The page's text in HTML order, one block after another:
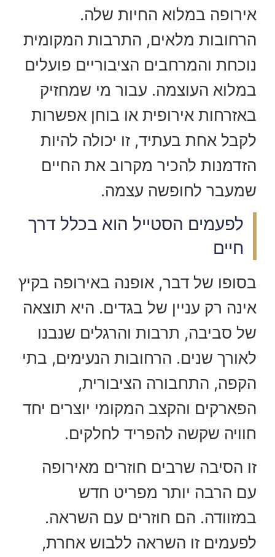
אירופה במלוא החיות שלה.
הרחובות מלאים, התרבות המקומית
נוכחת והמרחבים הציבוריים פועלים
במלוא העוצמה. עבור מי שמחזיק
באזרחות אירופית או בוחן אפשרות
לקבל אחת בעתיד, זו יכולה להיות
הזדמנות להכיר מקרוב את החיים
שמעבר לחופשה עצמה.
לפעמים הסטייל הוא בכלל דרך
חיים
בסופו של דבר, אופנה באירופה בקיץ
אינה רק עניין של בגדים. היא תוצאה
של סביבה, תרבות והרגלים שנבנו
לאורך שנים. הרחובות הנעימים, בתי
הקפה, התחבורה הציבורית,
הפארקים והקצב המקומי יוצרים יחד
חוויה שקשה להפריד לחלקים.
זו הסיבה שרבים חוזרים מאירופה
עם הרבה יותר מפריט חדש
במזוודה. הם חוזרים עם השראה.
לפעמים זו השראה ללבוש אחרת,